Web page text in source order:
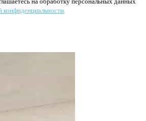
конфиденциальности